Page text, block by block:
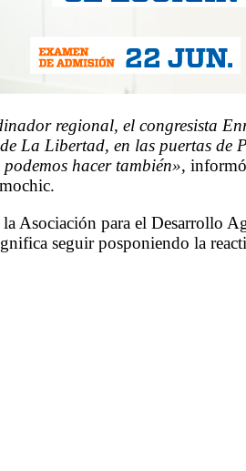
regional, el congresista
La Libertad, en las puertas
hacer también»,
Asociación para el
seguir posponiendo la